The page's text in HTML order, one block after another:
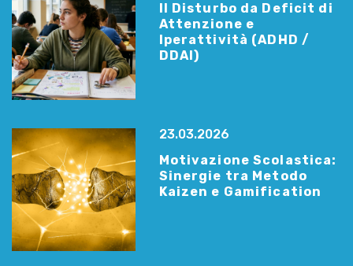
Il Disturbo da Deficit di
Attenzione e
Iperattività (ADHD /
DDAI)
23.03.2026
Motivazione Scolastica:
Sinergie tra Metodo
Kaizen e Gamification